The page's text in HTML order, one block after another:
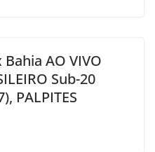
Bahia AO VIVO
Sub-20
PALPITES